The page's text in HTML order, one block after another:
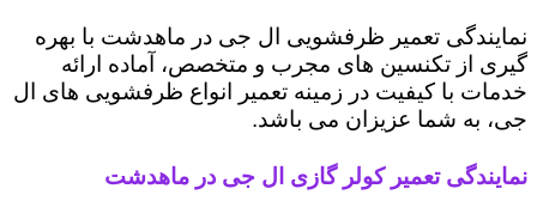
نمایندگی تعمیر ظرفشویی ال جی در ماهدشت با بهره
گیری از تکنسین های مجرب و متخصص، آماده ارائه
خدمات با کیفیت در زمینه تعمیر انواع ظرفشویی های ال
جی، به شما عزیزان می باشد.
نمایندگی تعمیر کولر گازی ال جی در ماهدشت